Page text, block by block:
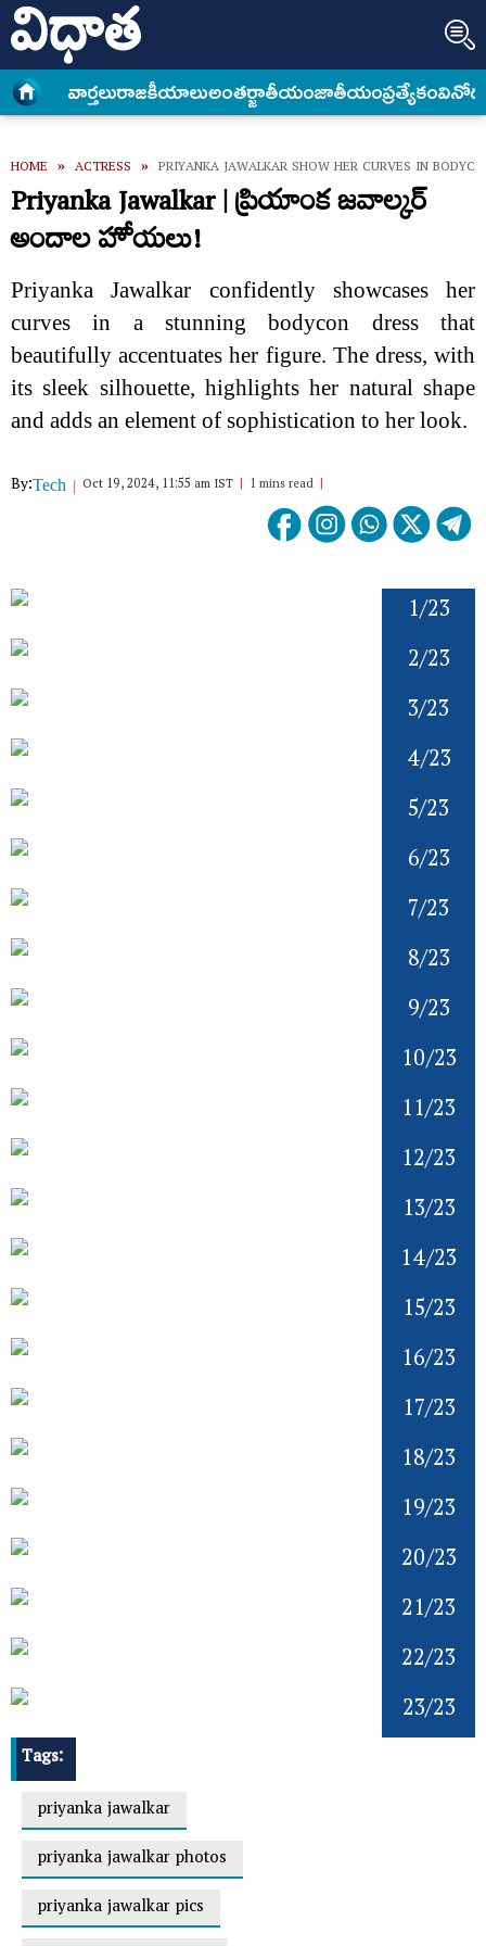
వార్త‌లురాజకీయాలుఅంత‌ర్జాతీయంజాతీయంప్రత్యేకం
HOME » ACTRESS » PRIYANKA JAWALKAR SHOW HER CURVES IN
Priyanka Jawalkar | ప్రియాంక జవాల్కర్
అందాల హోయలు!
Priyanka Jawalkar confidently showcases her
curves in a stunning bodycon dress that
beautifully accentuates her figure. The dress, with
its sleek silhouette, highlights her natural shape
and adds an element of sophistication to her look.
By:Tech Oct 19, 2024, 11:55 am IST 1 mins read
1/23
2/23
3/23
4/23
5/23
6/23
7/23
8/23
9/23
10/23
11/23
12/23
13/23
14/23
15/23
16/23
17/23
18/23
19/23
20/23
21/23
22/23
23/23
Tags:
priyanka jawalkar
priyanka jawalkar photos
priyanka jawalkar pics